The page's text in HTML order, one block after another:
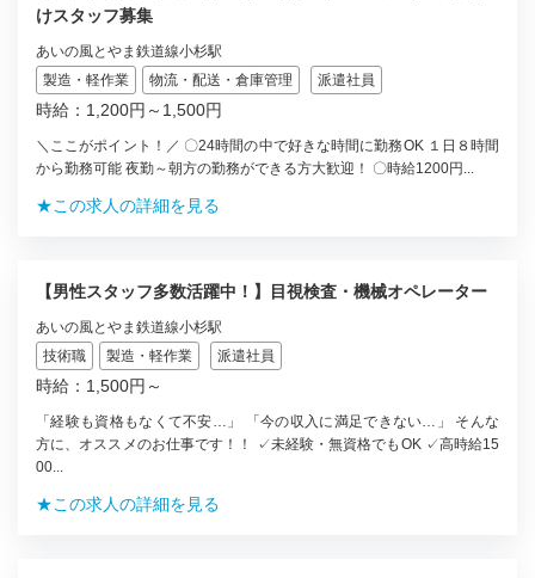
けスタッフ募集
あいの風とやま鉄道線小杉駅
製造・軽作業
物流・配送・倉庫管理 派遣社員
時給：1,200円～1,500円
＼ここがポイント！／ 〇24時間の中で好きな時間に勤務OK １日８時間
から勤務可能 夜勤～朝方の勤務ができる方大歓迎！ 〇時給1200円...
★この求人の詳細を見る
【男性スタッフ多数活躍中！】目視検査・機械オペレーター
あいの風とやま鉄道線小杉駅
技術職
製造・軽作業 派遣社員
時給：1,500円～
「経験も資格もなくて不安…」 「今の収入に満足できない…」 そんな
方に、オススメのお仕事です！！ ✓未経験・無資格でもOK ✓高時給15
00...
★この求人の詳細を見る